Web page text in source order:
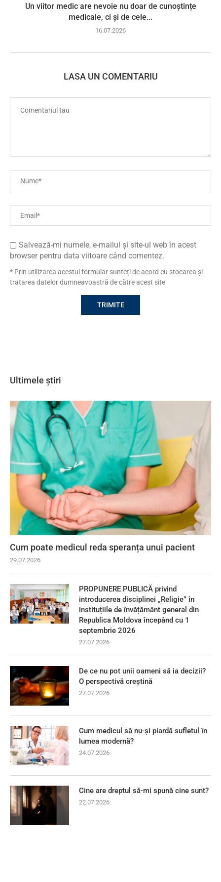
Un viitor medic are nevoie nu doar de cunoștințe
medicale, ci și de cele...
16.07.2026
LASA UN COMENTARIU
Salvează-mi numele, e-mailul și site-ul web în acest
browser pentru data viitoare când comentez.
* Prin utilizarea acestui formular sunteți de acord cu stocarea și
tratarea datelor dumneavoastră de către acest site
Ultimele știri
Cum poate medicul reda speranța unui pacient
29.07.2026
PROPUNERE PUBLICĂ privind
introducerea disciplinei „Religie” în
instituțiile de învățământ general din
Republica Moldova începând cu 1
septembrie 2026
27.07.2026
De ce nu pot unii oameni să ia decizii?
O perspectivă creștină
27.07.2026
Cum medicul să nu-și piardă sufletul în
lumea modernă?
24.07.2026
Cine are dreptul să-mi spună cine sunt?
22.07.2026